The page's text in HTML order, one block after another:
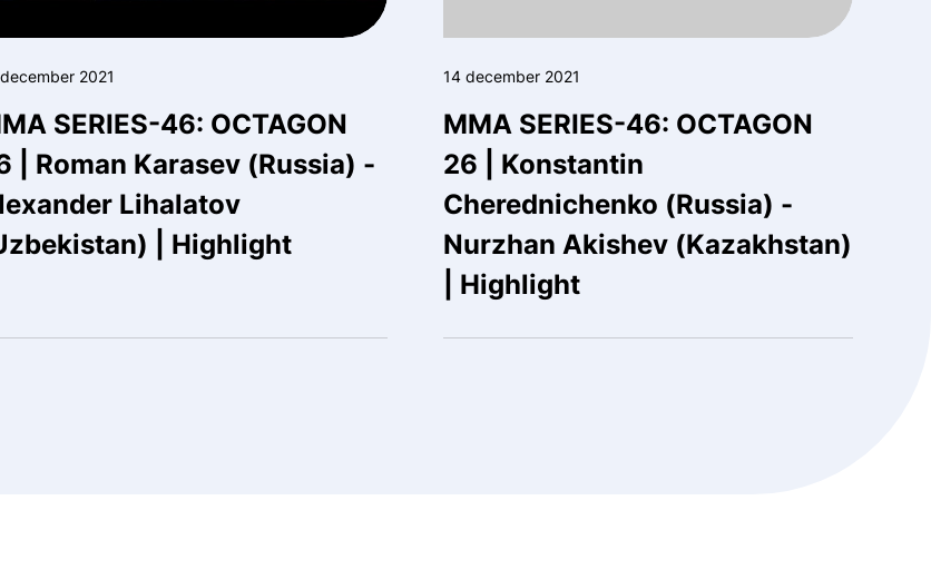
2021
SERIES-46: OCTAGON
| Roman Karasev (Russia) -
Lihalatov
| Highlight
14 december 2021
MMA SERIES-46: OCTAGON
26 | Konstantin
Cherednichenko (Russia) -
Nurzhan Akishev (Kazakhstan)
| Highlight